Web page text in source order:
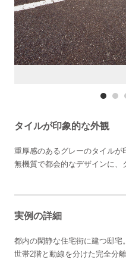
タイルが印象的な外観
重厚感のあるグレーのタイルが
無機質で都会的なデザインに、
実例の詳細
都内の閑静な住宅街に建つ邸
世帯2階と動線を分けた完全分